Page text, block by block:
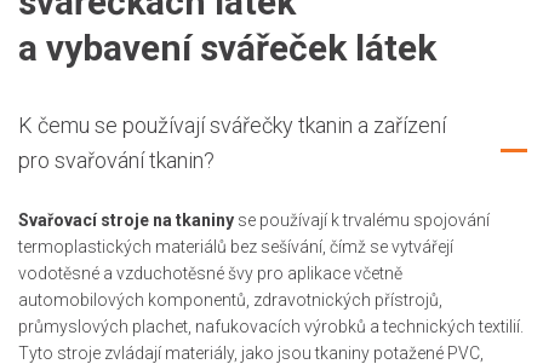
a vybavení svářeček látek
K čemu se používají svářečky tkanin a zařízení
pro svařování tkanin?
Svařovací stroje na tkaniny se používají k trvalému spojování
termoplastických materiálů bez sešívání, čímž se vytvářejí
vodotěsné a vzduchotěsné švy pro aplikace včetně
automobilových komponentů, zdravotnických přístrojů,
průmyslových plachet, nafukovacích výrobků a technických textilií.
Tyto stroje zvládají materiály, jako jsou tkaniny potažené PVC,